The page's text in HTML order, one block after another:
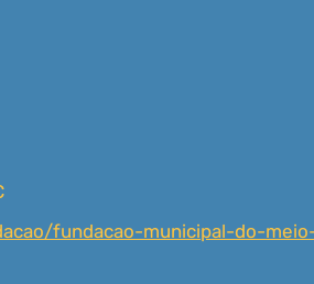
fundacao-municipal-do-